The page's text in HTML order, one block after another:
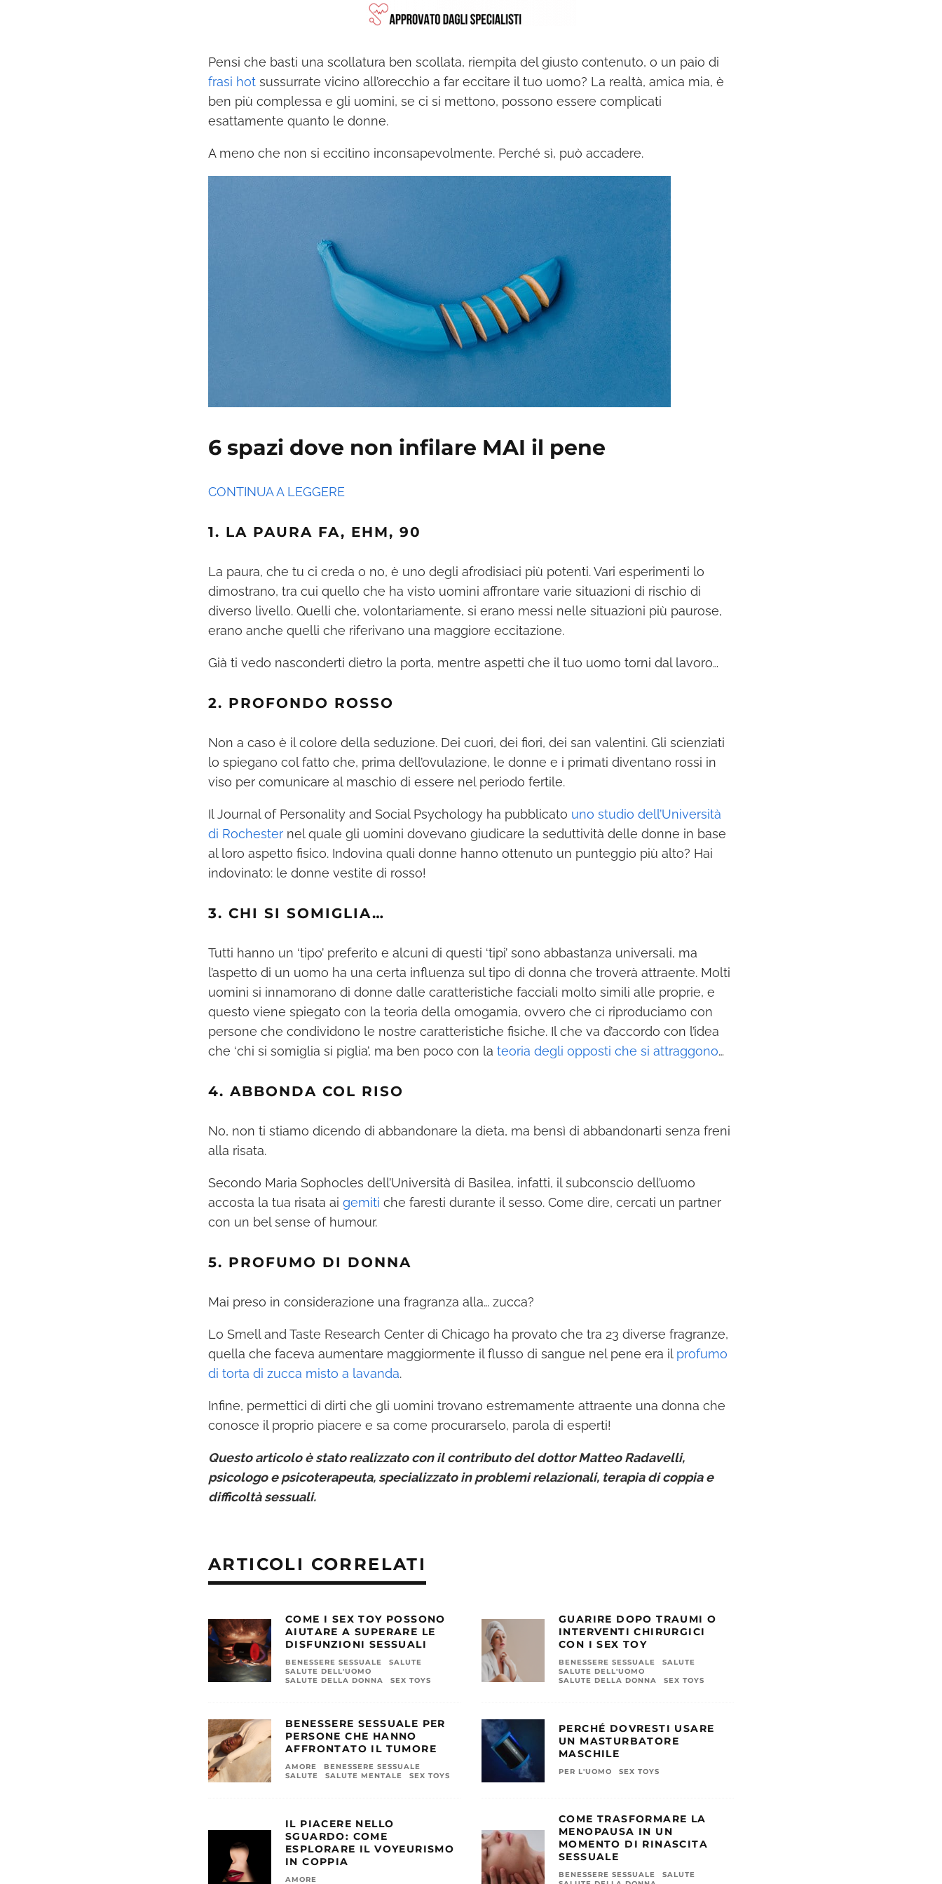
Pensi che basti una scollatura ben scollata, riempita del giusto contenuto, o un paio di
frasi hot sussurrate vicino all’orecchio a far eccitare il tuo uomo? La realtà, amica mia, è
ben più complessa e gli uomini, se ci si mettono, possono essere complicati
esattamente quanto le donne.
A meno che non si eccitino inconsapevolmente. Perché sì, può accadere.
6 spazi dove non infilare MAI il pene
CONTINUA A LEGGERE
1. LA PAURA FA, EHM, 90
La paura, che tu ci creda o no, è uno degli afrodisiaci più potenti. Vari esperimenti lo
dimostrano, tra cui quello che ha visto uomini affrontare varie situazioni di rischio di
diverso livello. Quelli che, volontariamente, si erano messi nelle situazioni più paurose,
erano anche quelli che riferivano una maggiore eccitazione.
Già ti vedo nasconderti dietro la porta, mentre aspetti che il tuo uomo torni dal lavoro…
2. PROFONDO ROSSO
Non a caso è il colore della seduzione. Dei cuori, dei fiori, dei san valentini. Gli scienziati
lo spiegano col fatto che, prima dell’ovulazione, le donne e i primati diventano rossi in
viso per comunicare al maschio di essere nel periodo fertile.
Il Journal of Personality and Social Psychology ha pubblicato uno studio dell’Università
di Rochester nel quale gli uomini dovevano giudicare la seduttività delle donne in base
al loro aspetto fisico. Indovina quali donne hanno ottenuto un punteggio più alto? Hai
indovinato: le donne vestite di rosso!
3. CHI SI SOMIGLIA…
Tutti hanno un ‘tipo’ preferito e alcuni di questi ‘tipi’ sono abbastanza universali, ma
l’aspetto di un uomo ha una certa influenza sul tipo di donna che troverà attraente. Molti
uomini si innamorano di donne dalle caratteristiche facciali molto simili alle proprie, e
questo viene spiegato con la teoria della omogamia, ovvero che ci riproduciamo con
persone che condividono le nostre caratteristiche fisiche. Il che va d’accordo con l’idea
che ‘chi si somiglia si piglia’, ma ben poco con la teoria degli opposti che si attraggono…
4. ABBONDA COL RISO
No, non ti stiamo dicendo di abbandonare la dieta, ma bensì di abbandonarti senza freni
alla risata.
Secondo Maria Sophocles dell’Università di Basilea, infatti, il subconscio dell’uomo
accosta la tua risata ai gemiti che faresti durante il sesso. Come dire, cercati un partner
con un bel sense of humour.
5. PROFUMO DI DONNA
Mai preso in considerazione una fragranza alla… zucca?
Lo Smell and Taste Research Center di Chicago ha provato che tra 23 diverse fragranze,
quella che faceva aumentare maggiormente il flusso di sangue nel pene era il profumo
di torta di zucca misto a lavanda.
Infine, permettici di dirti che gli uomini trovano estremamente attraente una donna che
conosce il proprio piacere e sa come procurarselo, parola di esperti!
Questo articolo è stato realizzato con il contributo del dottor Matteo Radavelli,
psicologo e psicoterapeuta, specializzato in problemi relazionali, terapia di coppia e
difficoltà sessuali.
ARTICOLI CORRELATI
COME I SEX TOY POSSONO
AIUTARE A SUPERARE LE
DISFUNZIONI SESSUALI
BENESSERE SESSUALE
SALUTE
SALUTE DELL'UOMO
SALUTE DELLA DONNA
SEX TOYS
GUARIRE DOPO TRAUMI O
INTERVENTI CHIRURGICI
CON I SEX TOY
BENESSERE SESSUALE
SALUTE
SALUTE DELL'UOMO
SALUTE DELLA DONNA
SEX TOYS
BENESSERE SESSUALE PER
PERSONE CHE HANNO
AFFRONTATO IL TUMORE
AMORE
BENESSERE SESSUALE
SALUTE
SALUTE MENTALE SEX TOYS
PERCHÉ DOVRESTI USARE
UN MASTURBATORE
MASCHILE
PER L'UOMO SEX TOYS
IL PIACERE NELLO
SGUARDO: COME
ESPLORARE IL VOYEURISMO
IN COPPIA
AMORE
COME TRASFORMARE LA
MENOPAUSA IN UN
MOMENTO DI RINASCITA
SESSUALE
BENESSERE SESSUALE
SALUTE